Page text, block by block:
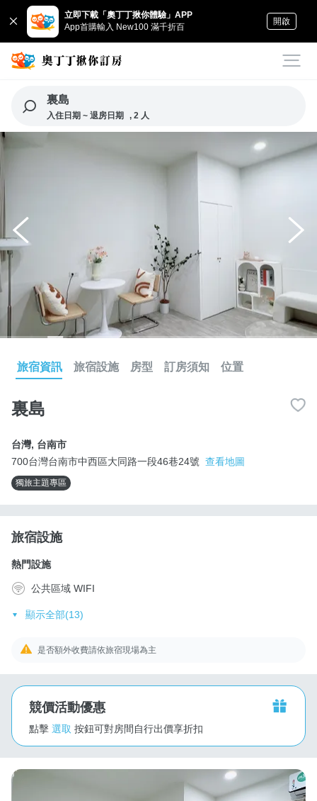
立即下載「奧丁丁揪你體驗」APP
App首購輸入 New100 滿千折百
開啟
裏島
入住日期 ~ 退房日期 , 2 人
旅宿資訊 旅宿設施 房型 訂房須知 位置
裏島
台灣, 台南市
700台灣台南市中西區大同路一段46巷24號 查看地圖
獨旅主題專區
旅宿設施
熱門設施
公共區域 WIFI
顯示全部(13)
是否額外收費請依旅宿現場為主
競價活動優惠
點擊 選取 按鈕可對房間自行出價享折扣